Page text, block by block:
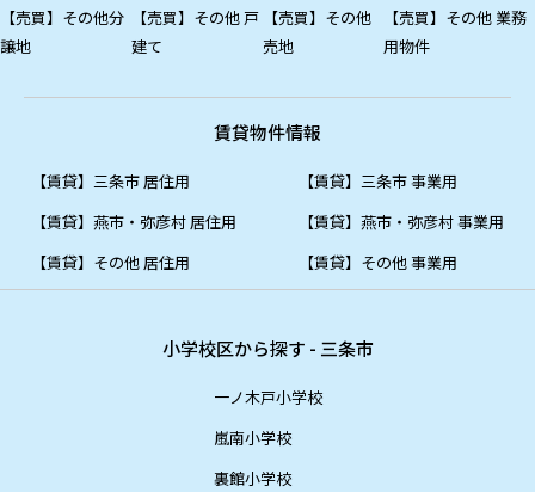
【売買】その他分
譲地
【売買】その他 戸
建て
【売買】その他
売地
【売買】その他 業務
用物件
賃貸物件情報
【賃貸】三条市 居住用
【賃貸】燕市・弥彦村 居住用
【賃貸】その他 居住用
【賃貸】三条市 事業用
【賃貸】燕市・弥彦村 事業用
【賃貸】その他 事業用
小学校区から探す - 三条市
一ノ木戸小学校
嵐南小学校
裏館小学校